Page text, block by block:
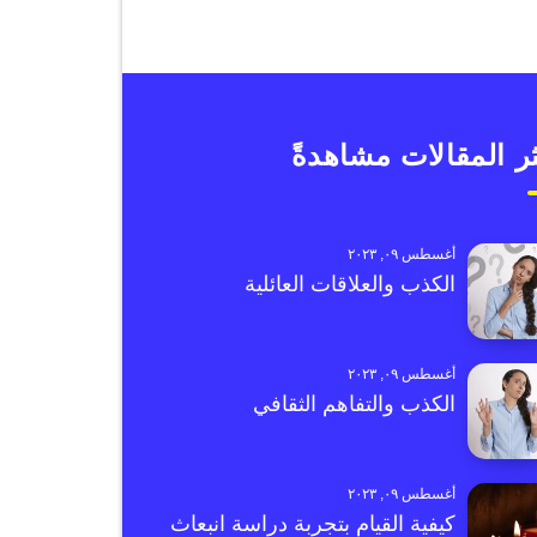
المقالات مشاهدةً
أغسطس ٠٩, ٢٠٢٣
الكذب والعلاقات العائلية
أغسطس ٠٩, ٢٠٢٣
الكذب والتفاهم الثقافي
أغسطس ٠٩, ٢٠٢٣
كيفية القيام بتجربة دراسة انبعاث